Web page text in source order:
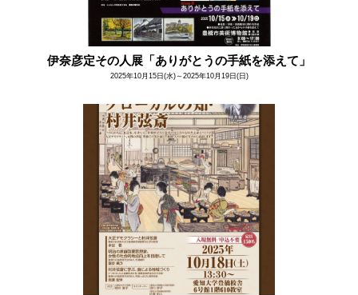
伊奈彦定その人展「ありがとうの手紙を添えて」
2025年10月15日(水)～2025年10月19日(日)